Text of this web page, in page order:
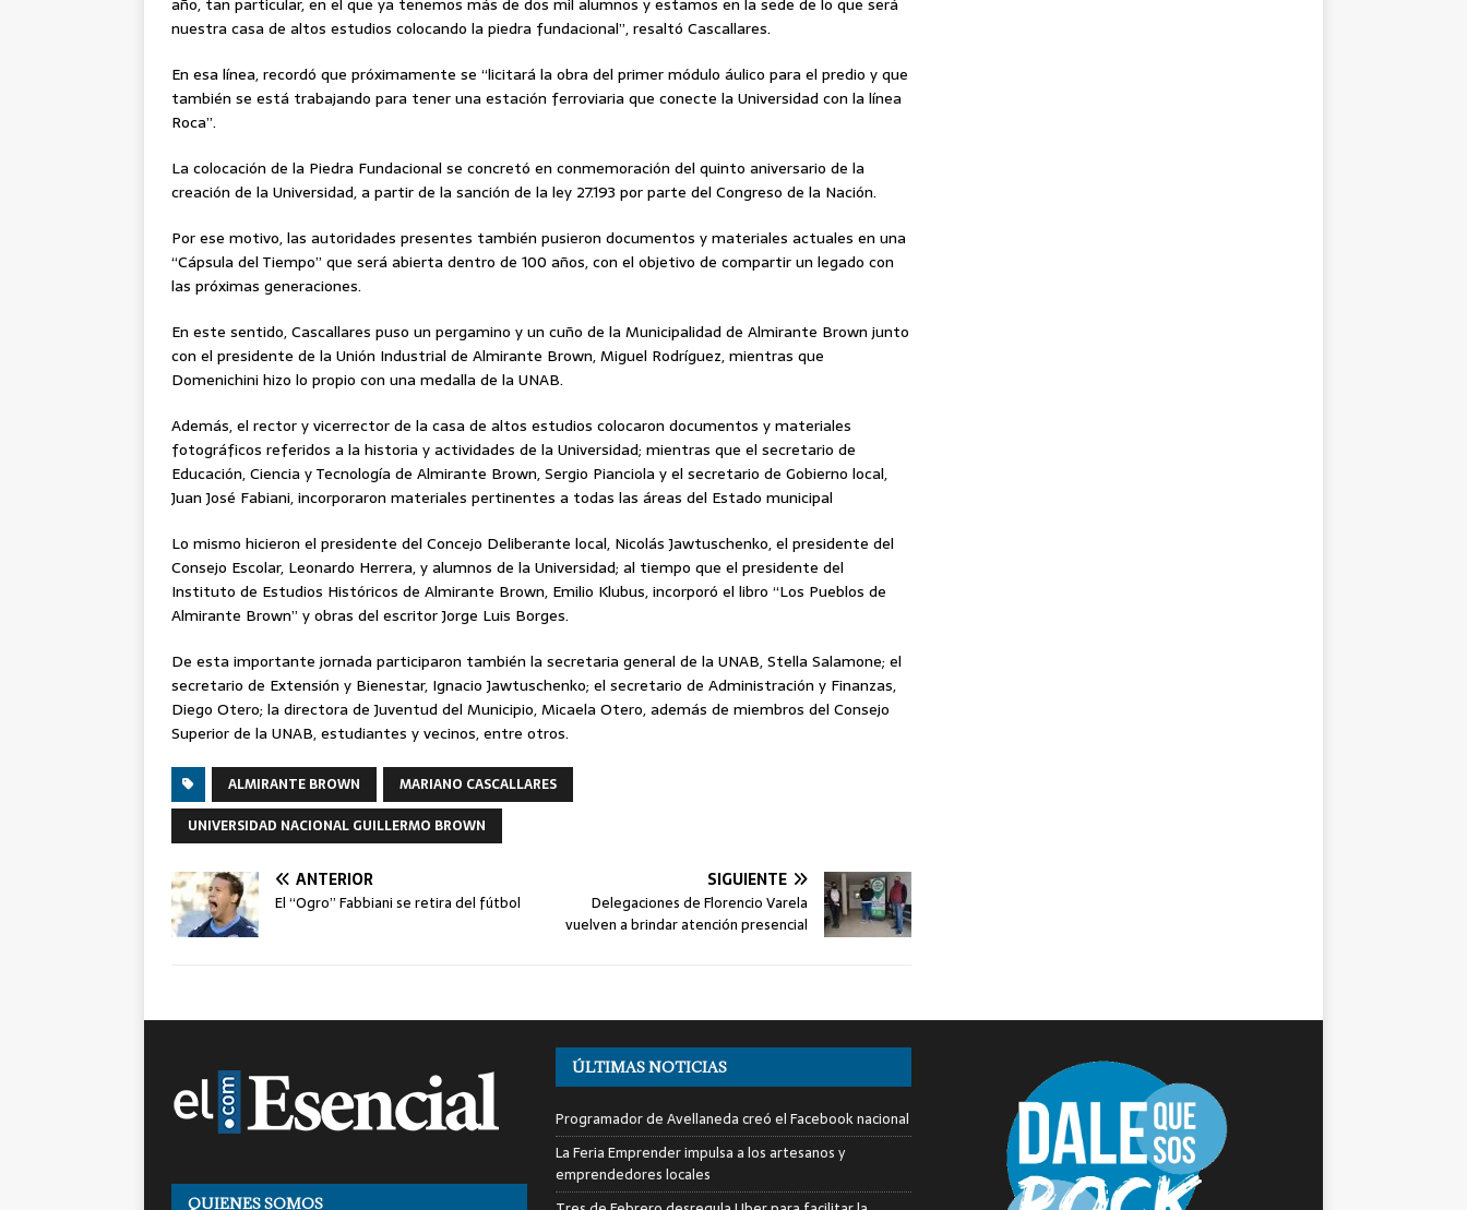
nuestra casa de altos estudios colocando la piedra fundacional”, resaltó Cascallares.
En esa línea, recordó que próximamente se “licitará la obra del primer módulo áulico para el predio y que
también se está trabajando para tener una estación ferroviaria que conecte la Universidad con la línea
Roca”.
La colocación de la Piedra Fundacional se concretó en conmemoración del quinto aniversario de la
creación de la Universidad, a partir de la sanción de la ley 27.193 por parte del Congreso de la Nación.
Por ese motivo, las autoridades presentes también pusieron documentos y materiales actuales en una
“Cápsula del Tiempo” que será abierta dentro de 100 años, con el objetivo de compartir un legado con
las próximas generaciones.
En este sentido, Cascallares puso un pergamino y un cuño de la Municipalidad de Almirante Brown junto
con el presidente de la Unión Industrial de Almirante Brown, Miguel Rodríguez, mientras que
Domenichini hizo lo propio con una medalla de la UNAB.
Además, el rector y vicerrector de la casa de altos estudios colocaron documentos y materiales
fotográficos referidos a la historia y actividades de la Universidad; mientras que el secretario de
Educación, Ciencia y Tecnología de Almirante Brown, Sergio Pianciola y el secretario de Gobierno local,
Juan José Fabiani, incorporaron materiales pertinentes a todas las áreas del Estado municipal
Lo mismo hicieron el presidente del Concejo Deliberante local, Nicolás Jawtuschenko, el presidente del
Consejo Escolar, Leonardo Herrera, y alumnos de la Universidad; al tiempo que el presidente del
Instituto de Estudios Históricos de Almirante Brown, Emilio Klubus, incorporó el libro “Los Pueblos de
Almirante Brown” y obras del escritor Jorge Luis Borges.
De esta importante jornada participaron también la secretaria general de la UNAB, Stella Salamone; el
secretario de Extensión y Bienestar, Ignacio Jawtuschenko; el secretario de Administración y Finanzas,
Diego Otero; la directora de Juventud del Municipio, Micaela Otero, además de miembros del Consejo
Superior de la UNAB, estudiantes y vecinos, entre otros.
ALMIRANTE BROWN
MARIANO CASCALLARES
UNIVERSIDAD NACIONAL GUILLERMO BROWN
ANTERIOR
El “Ogro” Fabbiani se retira del fútbol
SIGUIENTE
Delegaciones de Florencio Varela
vuelven a brindar atención presencial
QUIENES SOMOS
ÚLTIMAS NOTICIAS
Programador de Avellaneda creó el Facebook nacional
La Feria Emprender impulsa a los artesanos y
emprendedores locales